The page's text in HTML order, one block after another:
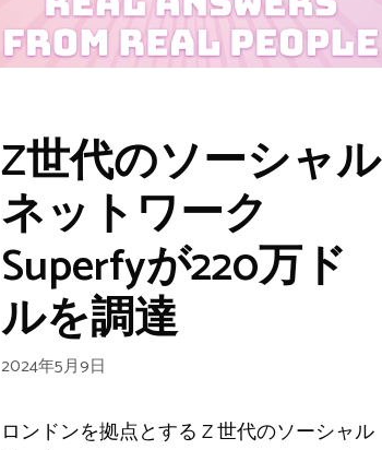
Z世代のソーシャル
ネットワーク
Superfyが220万ド
ルを調達
2024年5月9日
ロンドンを拠点とする Z 世代のソーシャル